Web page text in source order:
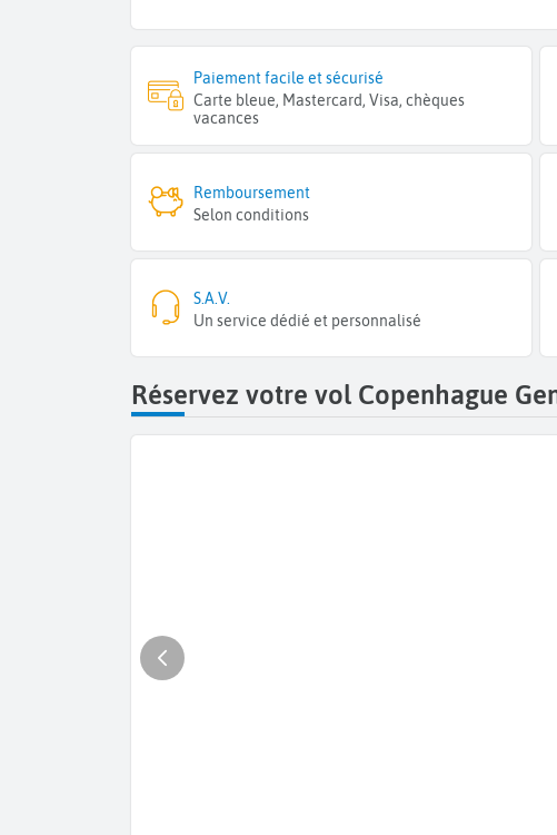
Paiement facile et sécurisé
Carte bleue, Mastercard, Visa, chèques
vacances
Remboursement
Selon conditions
S.A.V.
Un service dédié et personnalisé
Réservez votre vol Copenhague